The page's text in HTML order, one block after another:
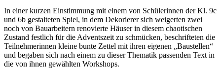
In einer kurzen Einstimmung mit einem von Schülerinnen der Kl. 9c
und 6b gestalteten Spiel, in dem Dekorierer sich weigerten zwei
noch von Bauarbeitern renovierte Häuser in diesem chaotischen
Zustand festlich für die Adventszeit zu schmücken, beschrifteten die
Teilnehmerinnen kleine bunte Zettel mit ihren eigenen „Baustellen“
und begaben sich nach einem zu dieser Thematik passenden Text in
die von ihnen gewählten Workshops.